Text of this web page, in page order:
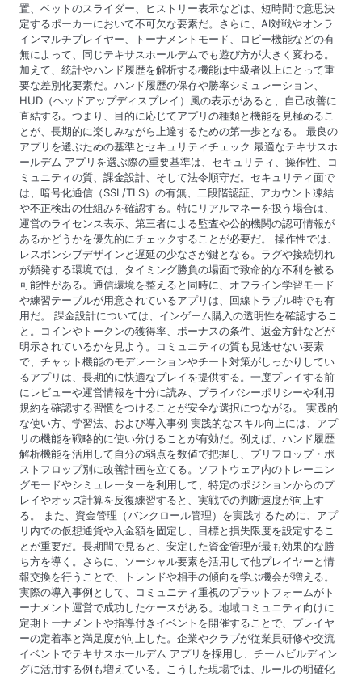
o
n
置、ベットのスライダー、ヒストリー表示などは、短時間で意思決
定するポーカーにおいて不可欠な要素だ。さらに、AI対戦やオンラ
インマルチプレイヤー、トーナメントモード、ロビー機能などの有
無によって、同じテキサスホールデムでも遊び方が大きく変わる。
加えて、統計やハンド履歴を解析する機能は中級者以上にとって重
要な差別化要素だ。ハンド履歴の保存や勝率シミュレーション、
HUD（ヘッドアップディスプレイ）風の表示があると、自己改善に
直結する。つまり、目的に応じてアプリの種類と機能を見極めるこ
とが、長期的に楽しみながら上達するための第一歩となる。 最良の
アプリを選ぶための基準とセキュリティチェック 最適なテキサスホ
ールデム アプリを選ぶ際の重要基準は、セキュリティ、操作性、コ
ミュニティの質、課金設計、そして法令順守だ。セキュリティ面で
は、暗号化通信（SSL/TLS）の有無、二段階認証、アカウント凍結
や不正検出の仕組みを確認する。特にリアルマネーを扱う場合は、
運営のライセンス表示、第三者による監査や公的機関の認可情報が
あるかどうかを優先的にチェックすることが必要だ。 操作性では、
レスポンシブデザインと遅延の少なさが鍵となる。ラグや接続切れ
が頻発する環境では、タイミング勝負の場面で致命的な不利を被る
可能性がある。通信環境を整えると同時に、オフライン学習モード
や練習テーブルが用意されているアプリは、回線トラブル時でも有
用だ。 課金設計については、インゲーム購入の透明性を確認するこ
と。コインやトークンの獲得率、ボーナスの条件、返金方針などが
明示されているかを見よう。コミュニティの質も見逃せない要素
で、チャット機能のモデレーションやチート対策がしっかりしてい
るアプリは、長期的に快適なプレイを提供する。一度プレイする前
にレビューや運営情報を十分に読み、プライバシーポリシーや利用
規約を確認する習慣をつけることが安全な選択につながる。 実践的
な使い方、学習法、および導入事例 実践的なスキル向上には、アプ
リの機能を戦略的に使い分けることが有効だ。例えば、ハンド履歴
解析機能を活用して自分の弱点を数値で把握し、プリフロップ・ポ
ストフロップ別に改善計画を立てる。ソフトウェア内のトレーニン
グモードやシミュレーターを利用して、特定のポジションからのプ
レイやオッズ計算を反復練習すると、実戦での判断速度が向上す
る。 また、資金管理（バンクロール管理）を実践するために、アプ
リ内での仮想通貨や入金額を固定し、目標と損失限度を設定するこ
とが重要だ。長期間で見ると、安定した資金管理が最も効果的な勝
ち方を導く。さらに、ソーシャル要素を活用して他プレイヤーと情
報交換を行うことで、トレンドや相手の傾向を学ぶ機会が増える。
実際の導入事例として、コミュニティ重視のプラットフォームがト
ーナメント運営で成功したケースがある。地域コミュニティ向けに
定期トーナメントや指導付きイベントを開催することで、プレイヤ
ーの定着率と満足度が向上した。企業やクラブが従業員研修や交流
イベントでテキサスホールデム アプリを採用し、チームビルディン
グに活用する例も増えている。こうした現場では、ルールの明確化